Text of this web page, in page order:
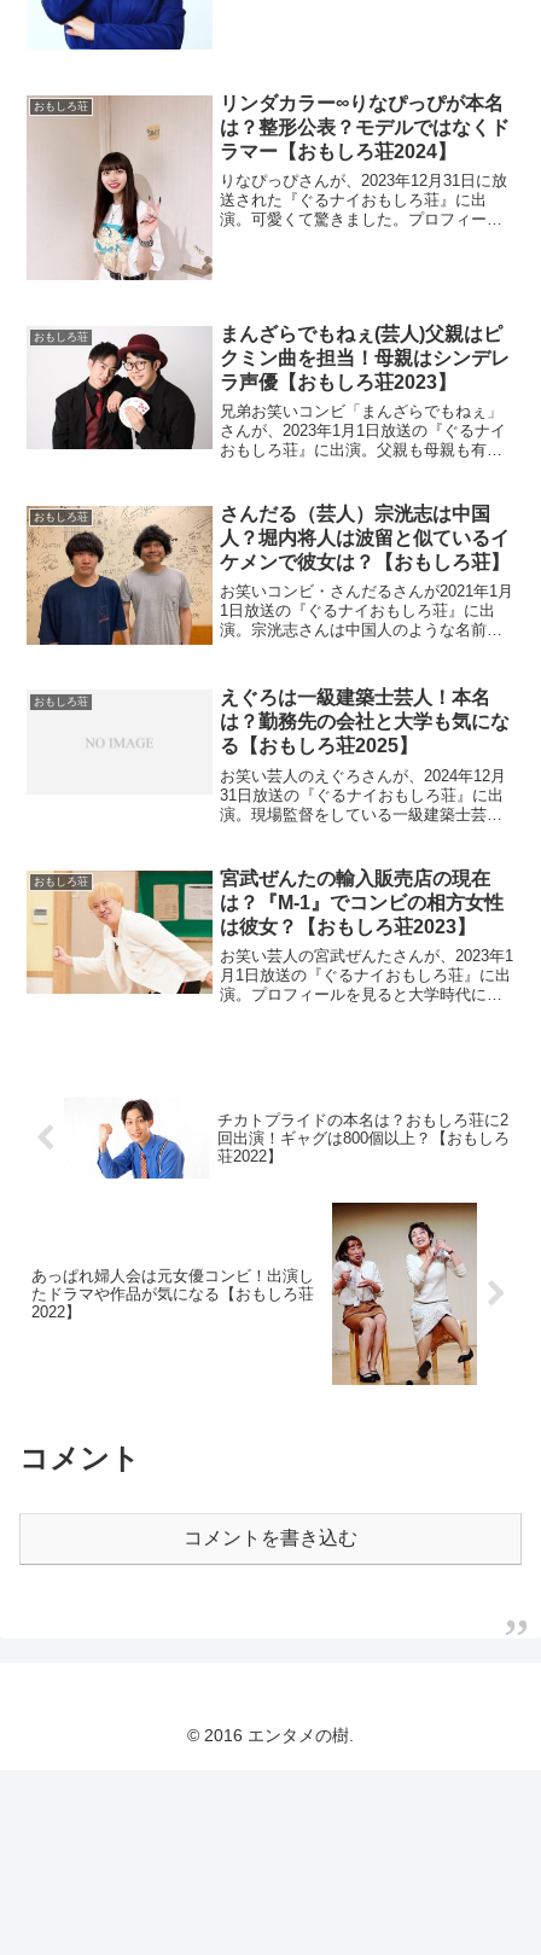
おもしろ荘
リンダカラー∞りなぴっぴが本名
は？整形公表？モデルではなくド
ラマー【おもしろ荘2024】
りなぴっぴさんが、2023年12月31日に放
送された『ぐるナイおもしろ荘』に出
演。可愛くて驚きました。プロフィール
おもしろ荘
まんざらでもねぇ(芸人)父親はピ
クミン曲を担当！母親はシンデレ
ラ声優【おもしろ荘2023】
兄弟お笑いコンビ「まんざらでもねぇ」
さんが、2023年1月1日放送の『ぐるナイ
おもしろ荘』に出演。父親も母親も有名
おもしろ荘
さんだる（芸人）宗洸志は中国
人？堀内将人は波留と似ているイ
ケメンで彼女は？【おもしろ荘】
お笑いコンビ・さんだるさんが2021年1月
1日放送の『ぐるナイおもしろ荘』に出
演。宗洸志さんは中国人のような名前な
おもしろ荘
えぐろは一級建築士芸人！本名
は？勤務先の会社と大学も気にな
る【おもしろ荘2025】
お笑い芸人のえぐろさんが、2024年12月
31日放送の『ぐるナイおもしろ荘』に出
演。現場監督をしている一級建築士芸人
おもしろ荘
宮武ぜんたの輸入販売店の現在
は？『M-1』でコンビの相方女性
は彼女？【おもしろ荘2023】
お笑い芸人の宮武ぜんたさんが、2023年1
月1日放送の『ぐるナイおもしろ荘』に出
演。プロフィールを見ると大学時代に輸
チカトプライドの本名は？おもしろ荘に2
回出演！ギャグは800個以上？【おもしろ
荘2022】
あっぱれ婦人会は元女優コンビ！出演し
たドラマや作品が気になる【おもしろ荘
2022】
コメント
コメントを書き込む
© 2016 エンタメの樹.